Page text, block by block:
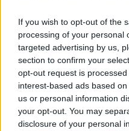
If you wish to opt-out of the
processing of your personal
targeted advertising by us,
section to confirm your
opt-out request is
interest-based ads based
us or personal information
your opt-out. You may
disclosure of your personal
Ακολουθήστε το
μάθετε πρώτοι τα πιο